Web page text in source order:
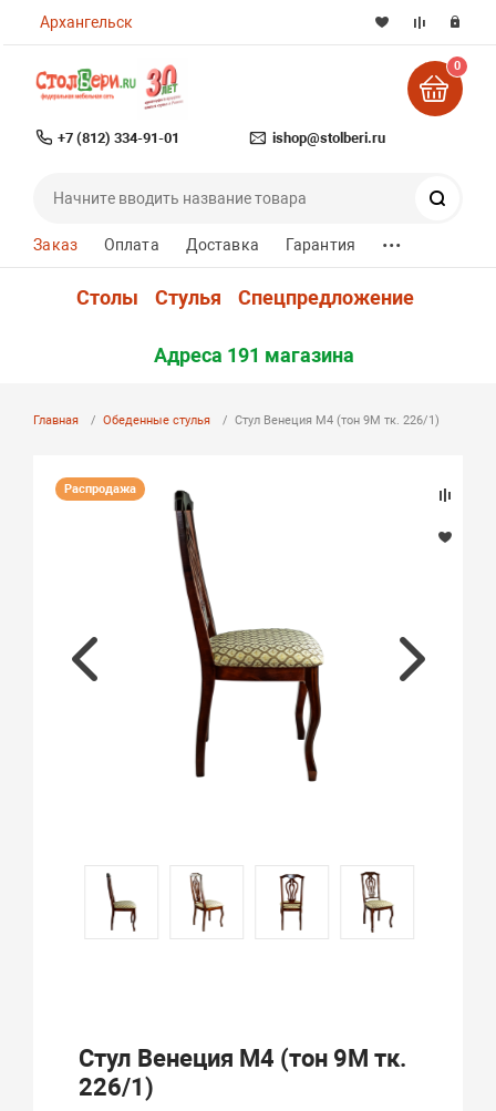
Архангельск
+7 (812) 334-91-01 ishop@stolberi.ru
0
Заказ Оплата Доставка Гарантия ...
Столы Стулья Спецпредложение
Адреса 191 магазина
Главная Обеденные стулья Стул Венеция М4 (тон 9М тк. 226/1)
Распродажа
Стул Венеция М4 (тон 9М тк.
226/1)